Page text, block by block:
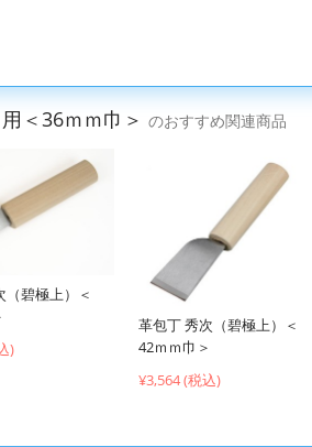
＜36ｍｍ巾＞ のおすすめ関連商品
（碧極上）＜
)
革包丁 秀次（碧極上）＜
42ｍｍ巾＞
¥3,564 (税込)